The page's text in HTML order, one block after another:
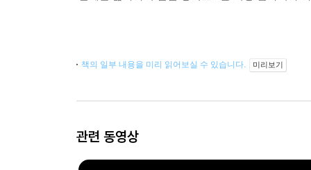
책의 일부 내용을 미리 읽어보실 수 있습니다. 미리보기
관련 동영상